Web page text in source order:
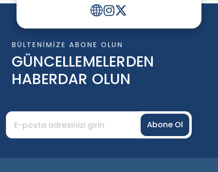
BÜLTENIMIZE ABONE OLUN
GÜNCELLEMELERDEN
HABERDAR OLUN
Abone Ol